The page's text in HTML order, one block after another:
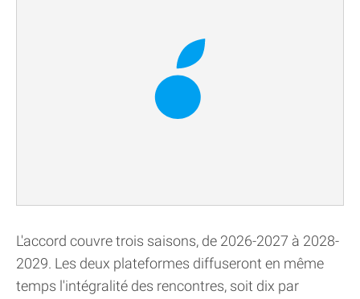
L'accord couvre trois saisons, de 2026-2027 à 2028-
2029. Les deux plateformes diffuseront en même
temps l'intégralité des rencontres, soit dix par